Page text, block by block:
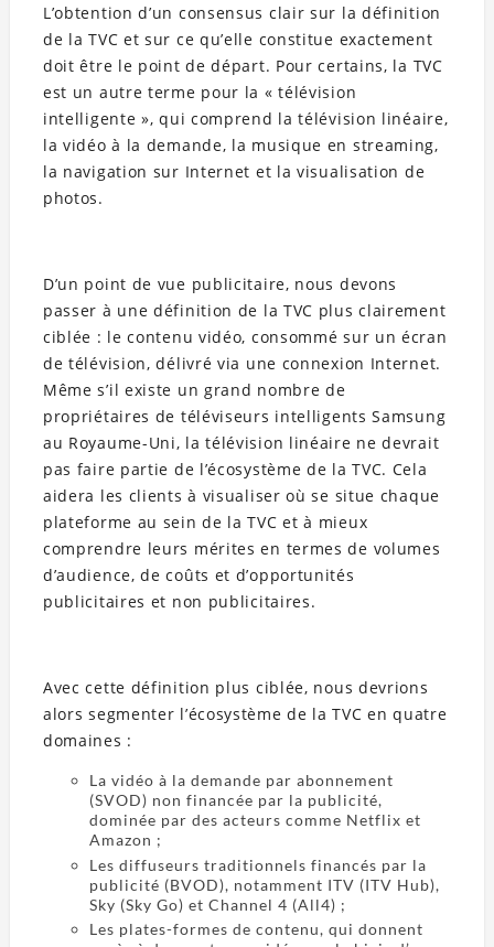
L’obtention d’un consensus clair sur la définition
de la TVC et sur ce qu’elle constitue exactement
doit être le point de départ. Pour certains, la TVC
est un autre terme pour la « télévision
intelligente », qui comprend la télévision linéaire,
la vidéo à la demande, la musique en streaming,
la navigation sur Internet et la visualisation de
photos.
D’un point de vue publicitaire, nous devons
passer à une définition de la TVC plus clairement
ciblée : le contenu vidéo, consommé sur un écran
de télévision, délivré via une connexion Internet.
Même s’il existe un grand nombre de
propriétaires de téléviseurs intelligents Samsung
au Royaume-Uni, la télévision linéaire ne devrait
pas faire partie de l’écosystème de la TVC. Cela
aidera les clients à visualiser où se situe chaque
plateforme au sein de la TVC et à mieux
comprendre leurs mérites en termes de volumes
d’audience, de coûts et d’opportunités
publicitaires et non publicitaires.
Avec cette définition plus ciblée, nous devrions
alors segmenter l’écosystème de la TVC en quatre
domaines :
La vidéo à la demande par abonnement
(SVOD) non financée par la publicité,
dominée par des acteurs comme Netflix et
Amazon ;
Les diffuseurs traditionnels financés par la
publicité (BVOD), notamment ITV (ITV Hub),
Sky (Sky Go) et Channel 4 (All4) ;
Les plates-formes de contenu, qui donnent